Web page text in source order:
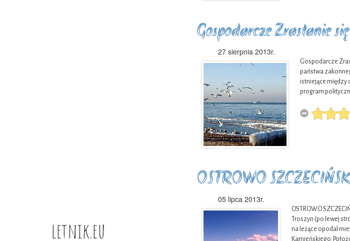
letnik.eu
Gospodarcze Zrastanie
27 sierpnia 2013r.
Gospodarcze
państwa
istniejące między
program
OSTROWO
05 lipca 2013r.
OSTROWO
Troszyn (po lewej
na leżące opodal
Kamieńskiego.